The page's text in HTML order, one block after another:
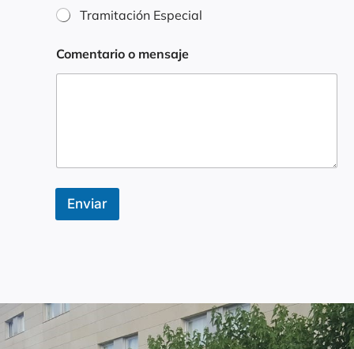
Tramitación Especial
Comentario o mensaje
Enviar